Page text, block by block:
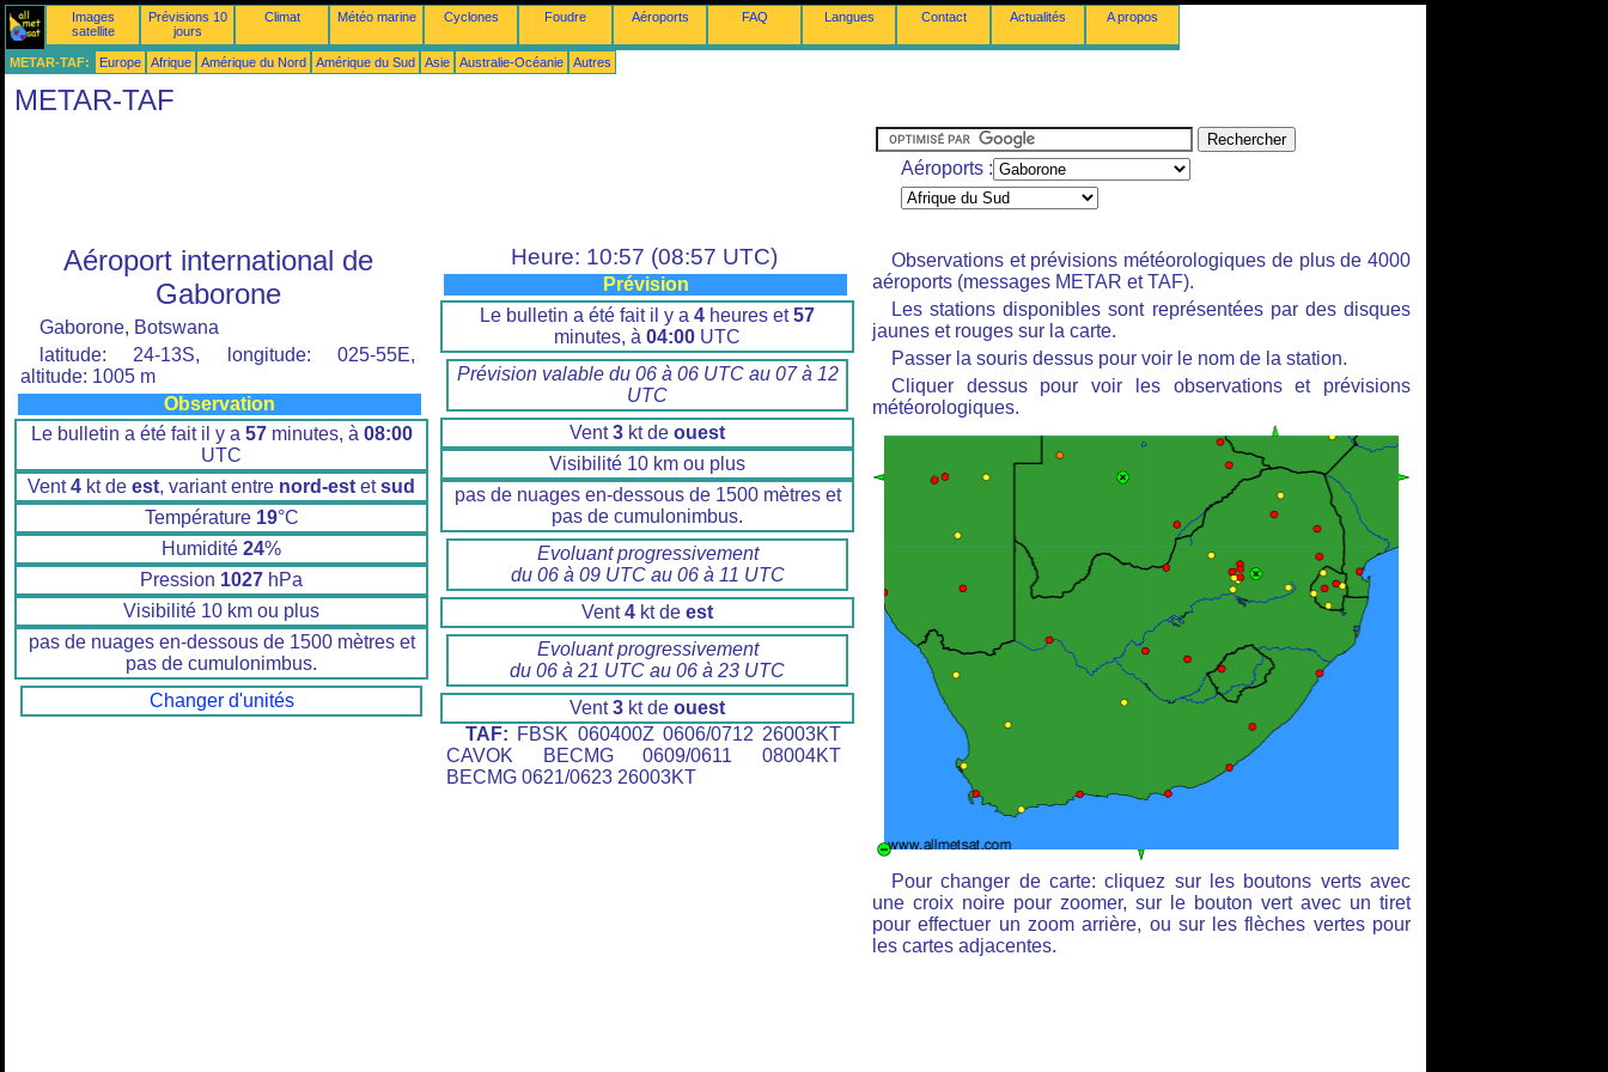
Images
satellite
Prévisions 10
jours
Climat Météo marine Cyclones Foudre Aéroports FAQ Langues Contact Actualités A propos
METAR-TAF: Europe Afrique Amérique du Nord Amérique du Sud Asie Australie-Océanie Autres
METAR-TAF
Aéroports :
Aéroport international de
Gaborone
Gaborone, Botswana
latitude: 24-13S, longitude: 025-55E,
altitude: 1005 m
Observation
Le bulletin a été fait il y a 57minutes, à 08:00
UTC
Vent4 kt de est, variant entre nord-est etsud
Température 19°C
Humidité 24%
Pression 1027 hPa
Visibilité 10 km ou plus
pas de nuages en-dessous de 1500 mètres et
pas de cumulonimbus.
Changer d'unités
Heure: 10:57 (08:57 UTC)
Prévision
Le bulletin a été fait il y a 4 heures et57
minutes, à 04:00 UTC
Prévision valable du 06 à 06 UTC au 07 à 12
UTC
Vent3 kt de ouest
Visibilité 10 km ou plus
pas de nuages en-dessous de 1500 mètres et
pas de cumulonimbus.
Evoluant progressivement
du 06 à 09 UTC au 06 à 11 UTC
Vent4 kt de est
Evoluant progressivement
du 06 à 21 UTC au 06 à 23 UTC
Vent3 kt de ouest
TAF: FBSK 060400Z 0606/0712 26003KT
CAVOK BECMG 0609/0611 08004KT
BECMG 0621/0623 26003KT
Observations et prévisions météorologiques de plus de 4000
aéroports (messages METAR et TAF).
Les stations disponibles sont représentées par des disques
jaunes et rouges sur la carte.
Passer la souris dessus pour voir le nom de la station.
Cliquer dessus pour voir les observations et prévisions
météorologiques.
Pour changer de carte: cliquez sur les boutons verts avec
une croix noire pour zoomer, sur le bouton vert avec un tiret
pour effectuer un zoom arrière, ou sur les flèches vertes pour
les cartes adjacentes.